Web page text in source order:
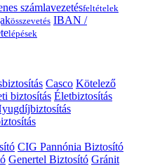
számlavezetésfeltételek
összevetés IBAN /
lépések
Casco Kötelező
biztosítás Életbiztosítás
CIG Pannónia Biztosító
Genertel Biztosító Gránit